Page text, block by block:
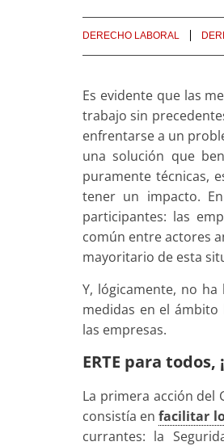
DERECHO LABORAL
Es evidente que las
trabajo sin
enfrentarse a un
una solución que
puramente técnicas,
tener un impacto.
participantes: las
común entre actores
mayoritario de esta
Y, lógicamente, no
medidas en el
las empresas.
ERTE para todos,
La primera acción del
consistía enfacilitar
currantes: la